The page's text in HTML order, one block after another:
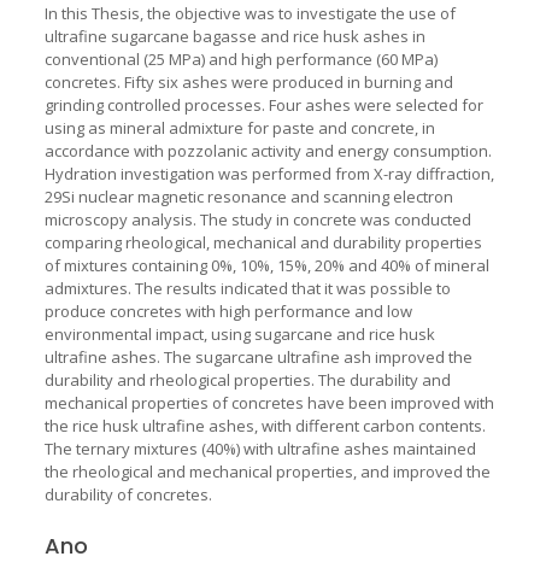
In this Thesis, the objective was to investigate the use of
ultrafine sugarcane bagasse and rice husk ashes in
conventional (25 MPa) and high performance (60 MPa)
concretes. Fifty six ashes were produced in burning and
grinding controlled processes. Four ashes were selected for
using as mineral admixture for paste and concrete, in
accordance with pozzolanic activity and energy consumption.
Hydration investigation was performed from X-ray diffraction,
29Si nuclear magnetic resonance and scanning electron
microscopy analysis. The study in concrete was conducted
comparing rheological, mechanical and durability properties
of mixtures containing 0%, 10%, 15%, 20% and 40% of mineral
admixtures. The results indicated that it was possible to
produce concretes with high performance and low
environmental impact, using sugarcane and rice husk
ultrafine ashes. The sugarcane ultrafine ash improved the
durability and rheological properties. The durability and
mechanical properties of concretes have been improved with
the rice husk ultrafine ashes, with different carbon contents.
The ternary mixtures (40%) with ultrafine ashes maintained
the rheological and mechanical properties, and improved the
durability of concretes.
Ano